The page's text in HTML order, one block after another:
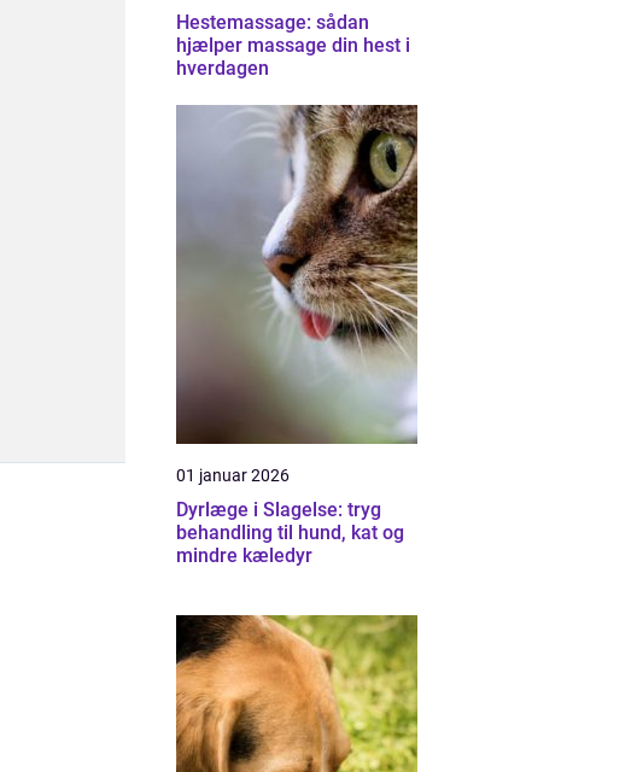
Hestemassage: sådan
hjælper massage din hest i
hverdagen
01 januar 2026
Dyrlæge i Slagelse: tryg
behandling til hund, kat og
mindre kæledyr